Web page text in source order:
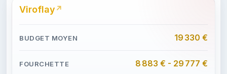
Viroflay
19 330 €
8 883 € - 29 777 €